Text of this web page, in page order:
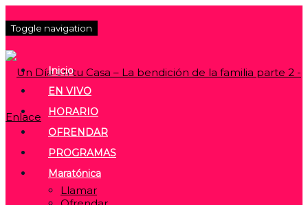
Toggle navigation
Inicio
EN VIVO
HORARIO
OFRENDAR
PROGRAMAS
Maratónica
Llamar